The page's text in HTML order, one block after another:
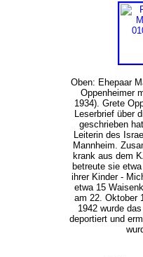
Oben: Ehepaar
Oppenheimer
1934). Grete
Leserbrief über
geschrieben
Leiterin des
Mannheim.
krank aus dem
betreute sie
ihrer Kinder -
etwa 15
am 22. Oktober
1942 wurde
deportiert und